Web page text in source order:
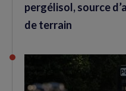
pergélisol, source
de terrain